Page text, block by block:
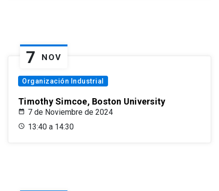
7 NOV
Organización Industrial
Timothy Simcoe, Boston University
7 de Noviembre de 2024
13:40 a 14:30